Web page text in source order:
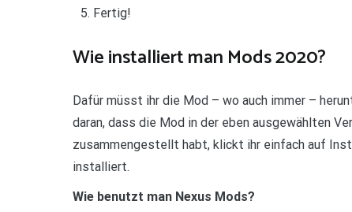
Fertig!
Wie installiert man Mods 2020?
Dafür müsst ihr die Mod – wo auch immer –
daran, dass die Mod in der eben ausgewählten
zusammengestellt habt, klickt ihr einfach auf
installiert.
Wie benutzt man Nexus Mods?